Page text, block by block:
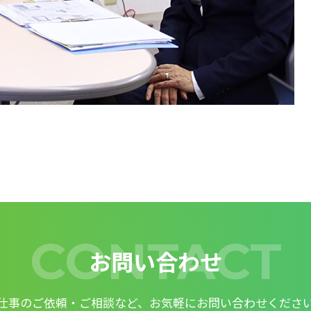
お問い合わせ
CONTACT
事のご依頼・ご相談など、お気軽にお問い合わせくださ